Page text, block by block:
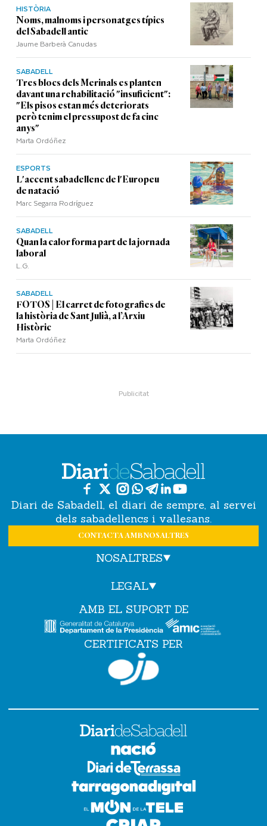
HISTÒRIA
Noms, malnoms i personatges típics
del Sabadell antic
Jaume Barberà Canudas
SABADELL
Tres blocs dels Merinals es planten
davant una rehabilitació "insuficient":
"Els pisos estan més deteriorats
però tenim el pressupost de fa cinc
anys"
Marta Ordóñez
ESPORTS
L'accent sabadellenc de l'Europeu
de natació
Marc Segarra Rodríguez
SABADELL
Quan la calor forma part de la jornada
laboral
L.G.
SABADELL
FOTOS | El carret de fotografies de
la història de Sant Julià, a l’Arxiu
Històric
Marta Ordóñez
Diari de Sabadell, el diari de sempre, al servei
dels sabadellencs i vallesans.
CONTACTA AMB NOSALTRES
NOSALTRES
LEGAL
AMB EL SUPORT DE
CERTIFICATS PER